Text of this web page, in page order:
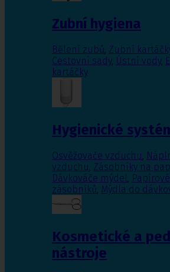
Zubní hygiena
Bělení zubů, Zubní
Cestovní sady, Ústní vody,
kartáčky
Hygienické
Osvěžovače vzduchu,
vzduchu, Zásobníky na
Dávkováče mýdel,
zásobníků, Mýdla do
Kosmetické a
nástroje